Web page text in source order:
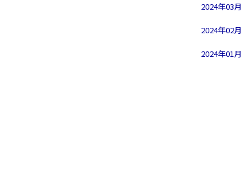
2024年03月
2024年02月
2024年01月